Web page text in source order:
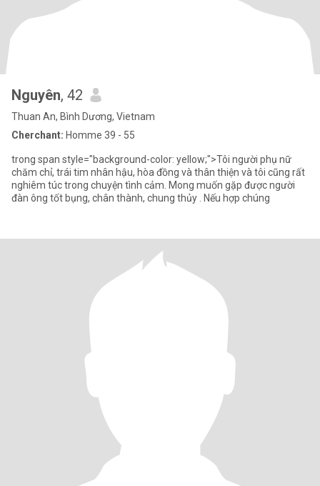
Nguyên, 42
Thuan An, Bình Dương, Vietnam
Cherchant: Homme 39 - 55
trong span style="background-color: yellow;">Tôi người phụ nữ
chăm chỉ, trái tim nhân hậu, hòa đồng và thân thiện và tôi cũng rất
nghiêm túc trong chuyện tình cảm. Mong muốn gặp được người
đàn ông tốt bụng, chân thành, chung thủy . Nếu hợp chúng